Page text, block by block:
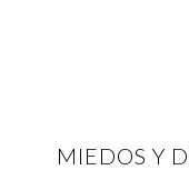
MIEDOS Y